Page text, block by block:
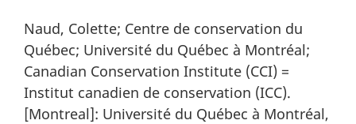
Naud, Colette; Centre de conservation du
Québec; Université du Québec à Montréal;
Canadian Conservation Institute (CCI) =
Institut canadien de conservation (ICC).
[Montreal]: Université du Québec à Montréal,